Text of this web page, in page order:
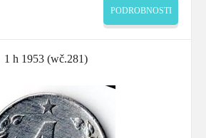
PODROBNOSTI
1 h 1953 (wč.281)